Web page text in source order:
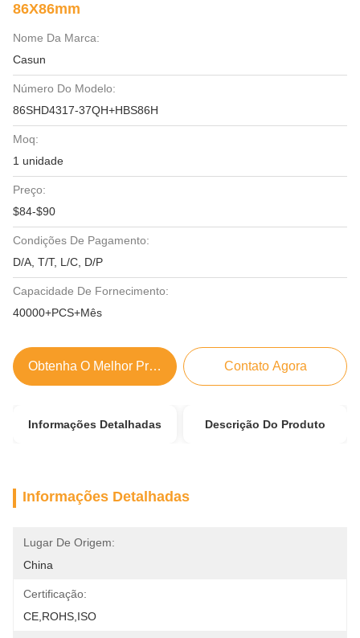
86X86mm
Nome Da Marca:
Casun
Número Do Modelo:
86SHD4317-37QH+HBS86H
Moq:
1 unidade
Preço:
$84-$90
Condições De Pagamento:
D/A, T/T, L/C, D/P
Capacidade De Fornecimento:
40000+PCS+Mês
Obtenha O Melhor Preço Contato Agora
Informações Detalhadas Descrição Do Produto
Informações Detalhadas
Lugar De Origem:
China
Certificação:
CE,ROHS,ISO